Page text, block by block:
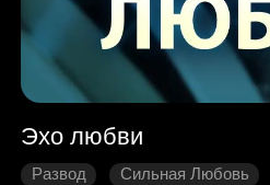
Эхо любви
Развод Сильная Любовь